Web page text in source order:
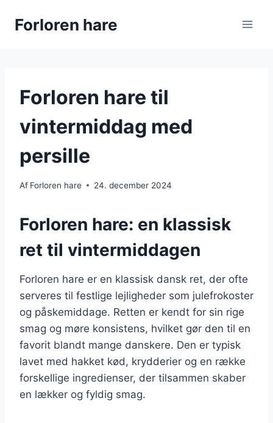
Forloren hare
Forloren hare til
vintermiddag med
persille
Af Forloren hare 24. december 2024
Forloren hare: en klassisk
ret til vintermiddagen
Forloren hare er en klassisk dansk ret, der ofte
serveres til festlige lejligheder som julefrokoster
og påskemiddage. Retten er kendt for sin rige
smag og møre konsistens, hvilket gør den til en
favorit blandt mange danskere. Den er typisk
lavet med hakket kød, krydderier og en række
forskellige ingredienser, der tilsammen skaber
en lækker og fyldig smag.